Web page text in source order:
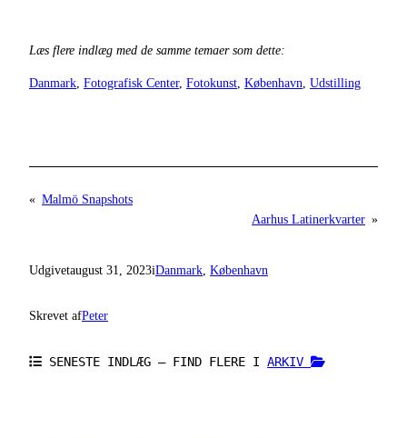
Læs flere indlæg med de samme temaer som dette:
Danmark Fotografisk Center, Fotokunst København Udstilling
« Malmö Snapshots
Aarhus Latinerkvarter »
Udgivetaugust 31, 2023iDanmark København
Skrevet afPeter
SENESTE INDLÆG – FIND FLERE I ARKIV